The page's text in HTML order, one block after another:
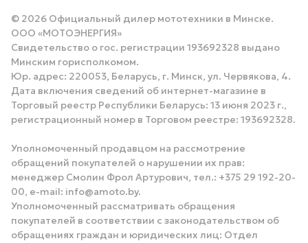
© 2026 Официальный дилер мототехники в Минске.
ООО «МОТОЭНЕРГИЯ»
Свидетельство о гос. регистрации 193692328 выдано
Минским горисполкомом.
Юр. адрес: 220053, Беларусь, г. Минск, ул. Червякова, 4.
Дата включения сведений об интернет-магазине в
Торговый реестр Республики Беларусь: 13 июня 2023 г.,
регистрационный номер в Торговом реестре: 193692328.
Уполномоченный продавцом на рассмотрение
обращений покупателей о нарушении их прав:
менеджер Смолин Фрол Артурович, тел.: +375 29 192-20-
00, e-mail: info@amoto.by.
Уполномоченный рассматривать обращения
покупателей в соответствии с законодательством об
обращениях граждан и юридических лиц: Отдел